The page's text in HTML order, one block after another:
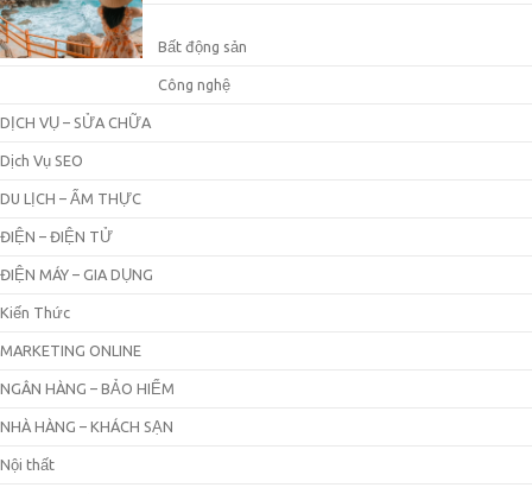
Bất động sản
Công nghệ
DỊCH VỤ – SỬA CHỮA
Dịch Vụ SEO
DU LỊCH – ẨM THỰC
ĐIỆN – ĐIỆN TỬ
ĐIỆN MÁY – GIA DỤNG
Kiến Thức
MARKETING ONLINE
NGÂN HÀNG – BẢO HIỂM
NHÀ HÀNG – KHÁCH SẠN
Nội thất